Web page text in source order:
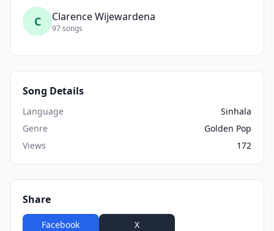
C Clarence Wijewardena
97 songs
Song Details
Language
Sinhala
Genre
Golden Pop
Views
172
Share
Facebook X